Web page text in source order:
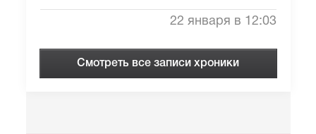
22 января в 12:03
Смотреть все записи хроники